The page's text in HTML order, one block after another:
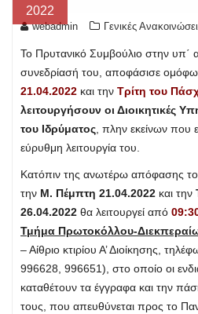
2022
webadmin Γενικές
To Πρυτανικό Συμβούλιο στην
συνεδρίασή του, αποφάσισε
21.04.2022 και την Τρίτη του
λειτουργήσουν οι Διοικητικές
του Ιδρύματος , πλην εκείνων που
εύρυθμη λειτουργία του.
Κατόπιν της ανωτέρω απόφασης
την Μ. Πέμπτη 21.04.2022 και την
26.04.2022 θα λειτουργεί από
Τμήμα Πρωτοκόλλου-
– Αίθριο κτιρίου Α’ Διοίκησης,
996628, 996651), στο οποίο οι
καταθέτουν τα έγγραφα και την
τους, που απευθύνεται προς το